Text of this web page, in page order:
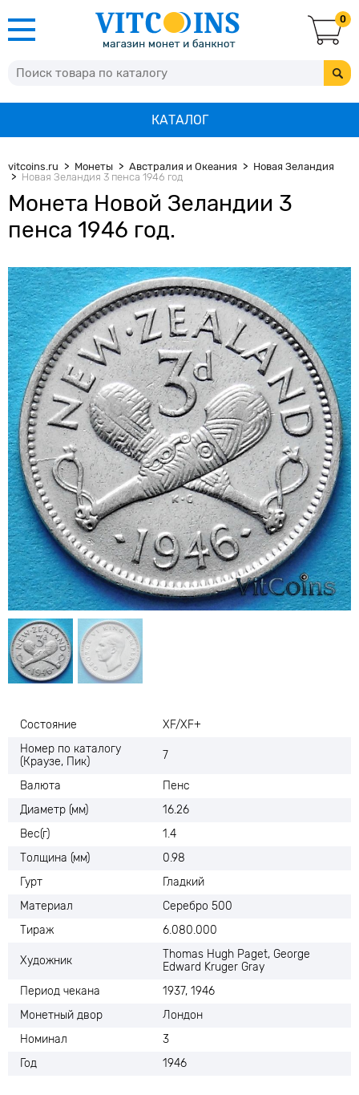
0
КАТАЛОГ
vitcoins.ru Монеты Австралия и Океания
Новая Зеландия
Новая Зеландия 3 пенса 1946 год
Монета Новой Зеландии 3
пенса 1946 год.
Состояние
XF/XF+
Номер по каталогу
(Краузе, Пик)
7
Валюта
Пенс
Диаметр (мм)
16.26
Вес(г)
1.4
Толщина (мм)
0.98
Гурт
Гладкий
Материал
Серебро 500
Тираж
6.080.000
Художник
Thomas Hugh Paget, George
Edward Kruger Gray
Период чекана
1937, 1946
Монетный двор
Лондон
Номинал
3
Год
1946